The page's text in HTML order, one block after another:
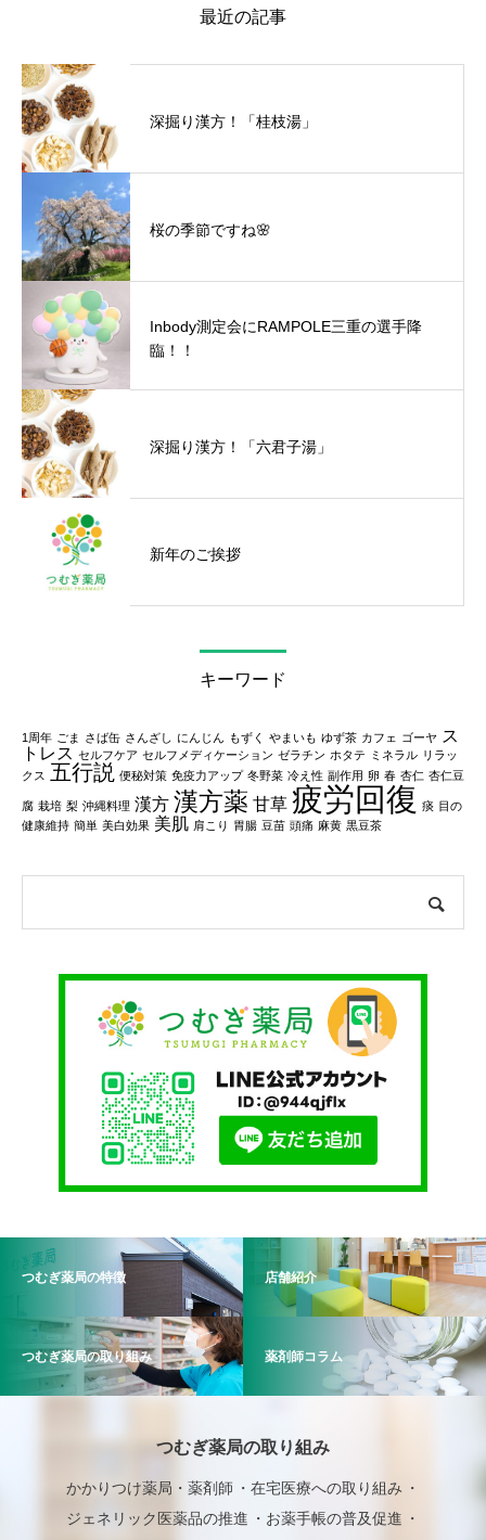
最近の記事
深掘り漢方！「桂枝湯」
桜の季節ですね🌸
Inbody測定会にRAMPOLE三重の選手降
臨！！
深掘り漢方！「六君子湯」
新年のご挨拶
キーワード
1周年 ごま さば缶 さんざし にんじん もずく やまいも ゆず茶 カフェ ゴーヤ ス
トレス セルフケア セルフメディケーション ゼラチン ホタテ ミネラル リラッ
クス 五行説 便秘対策 免疫力アップ 冬野菜 冷え性 副作用 卵 春 杏仁 杏仁豆
腐 栽培 梨 沖縄料理 漢方 漢方薬 甘草 疲労回復 痰 目の
健康維持 簡単 美白効果 美肌 肩こり 胃腸 豆苗 頭痛 麻黄 黒豆茶
つむぎ薬局の特徴 店舗紹介
つむぎ薬局の取り組み 薬剤師コラム
つむぎ薬局の取り組み
かかりつけ薬局・薬剤師
在宅医療への取り組み
ジェネリック医薬品の推進
お薬手帳の普及促進